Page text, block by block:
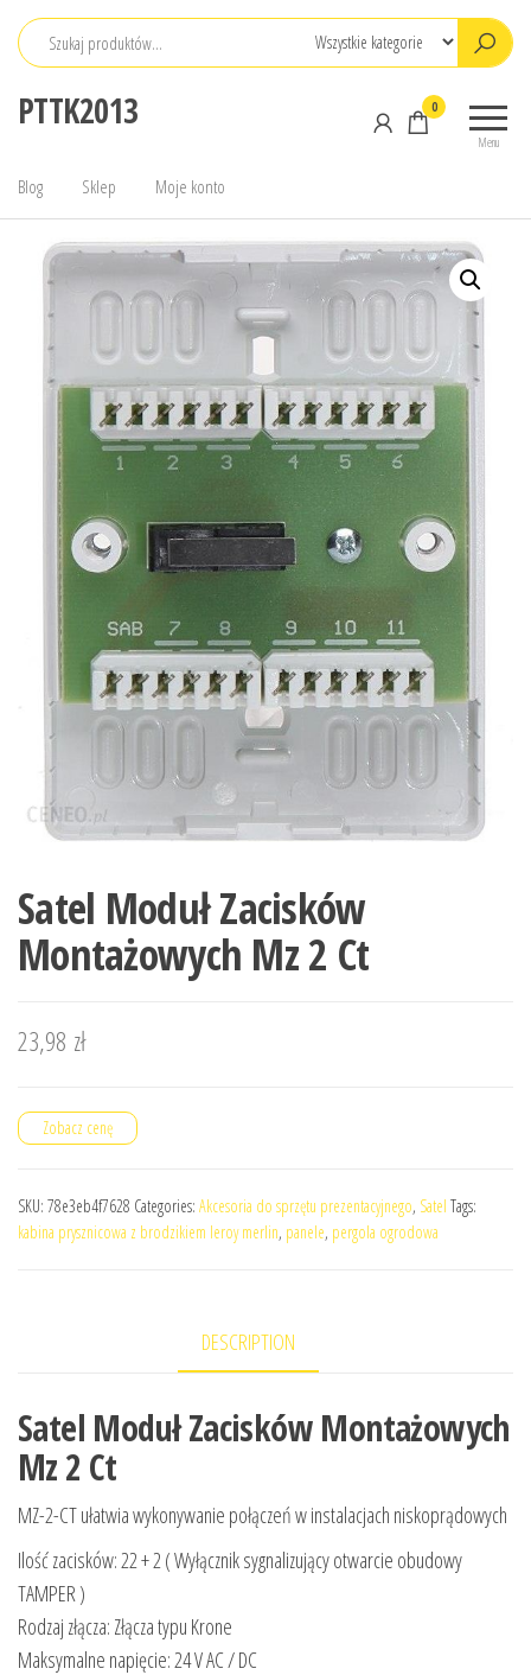
Przejdź
PTTK2013
Menu
0
Blog Sklep Moje konto
Satel Moduł Zacisków
Montażowych Mz 2 Ct
23,98 zł
Zobacz cenę
SKU: 78e3eb4f7628 Categories: Akcesoria do sprzętu prezentacyjnego, Satel Tags:
kabina prysznicowa z brodzikiem leroy merlin, panele, pergola ogrodowa
DESCRIPTION
Satel Moduł Zacisków Montażowych
Mz 2 Ct
MZ-2-CT ułatwia wykonywanie połączeń w instalacjach niskoprądowych
Ilość zacisków: 22 + 2 ( Wyłącznik sygnalizujący otwarcie obudowy
TAMPER )
Rodzaj złącza: Złącza typu Krone
Maksymalne napięcie: 24 V AC / DC